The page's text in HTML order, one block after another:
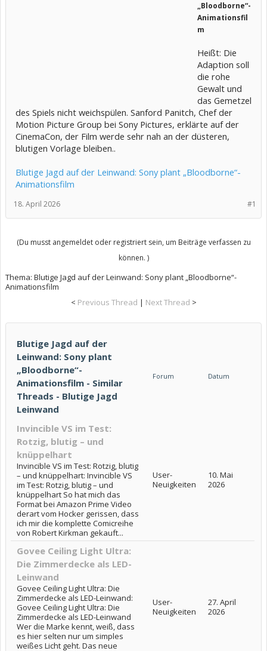
„Bloodborne“-
Animationsfil
m
Heißt: Die
Adaption soll
die rohe
Gewalt und
das Gemetzel
des Spiels nicht weichspülen. Sanford Panitch, Chef der
Motion Picture Group bei Sony Pictures, erklärte auf der
CinemaCon, der Film werde sehr nah an der düsteren,
blutigen Vorlage bleiben..
Blutige Jagd auf der Leinwand: Sony plant „Bloodborne“-
Animationsfilm
#1
18. April 2026
(Du musst angemeldet oder registriert sein, um Beiträge verfassen zu
können. )
Thema: Blutige Jagd auf der Leinwand: Sony plant „Bloodborne“-
Animationsfilm
< Previous Thread | Next Thread >
Blutige Jagd auf der
Leinwand: Sony plant
„Bloodborne“-
Animationsfilm - Similar
Threads - Blutige Jagd
Leinwand
Forum Datum
Invincible VS im Test:
Rotzig, blutig – und
knüppelhart
Invincible VS im Test: Rotzig, blutig
– und knüppelhart: Invincible VS
im Test: Rotzig, blutig – und
knüppelhart So hat mich das
Format bei Amazon Prime Video
derart vom Hocker gerissen, dass
ich mir die komplette Comicreihe
von Robert Kirkman gekauft...
User-
Neuigkeiten
10. Mai
2026
Govee Ceiling Light Ultra:
Die Zimmerdecke als LED-
Leinwand
Govee Ceiling Light Ultra: Die
Zimmerdecke als LED-Leinwand:
Govee Ceiling Light Ultra: Die
Zimmerdecke als LED-Leinwand
Wer die Marke kennt, weiß, dass
es hier selten nur um simples
weißes Licht geht. Das neue
User-
Neuigkeiten
27. April
2026